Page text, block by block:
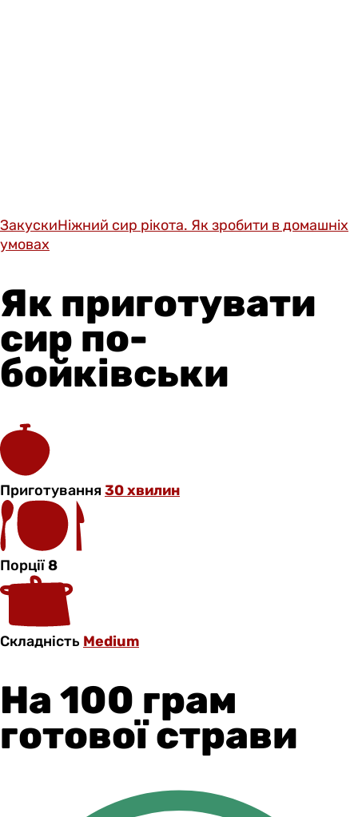
ЗакускиНіжний сир рікота. Як зробити в домашніх
умовах
Як приготувати
сир по-
бойківськи
Приготування30 хвилин
Порції8
Складність Medium
На 100 грам
готової страви